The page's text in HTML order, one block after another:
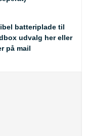
batteriplade til
udvalg hereller
på mail